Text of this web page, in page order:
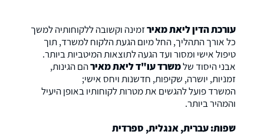
עורכת הדין ליאת מאירזמינה וקשובה ללקוחותיה למשך
כל אורך התהליך, החל מיום הגעת הלקוח למשרד, תוך
טיפול אישי ומסור ועד הגעה לתוצאות המיטביות ביותר.
אבני היסוד שלמשרד עו"ד ליאת מאירהם הגינות,
זמניות, יושרה, שקיפות, חדשנות ויחס אישי;
המשרד פועל להגשים את מטרות לקוחותיו באופן היעיל
והמהיר ביותר.
שפות: עברית, אנגלית, ספרדית